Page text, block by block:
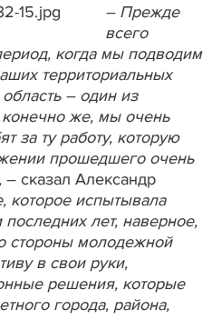
– Прежде
всего
когда мы подводим
территориальных
область – один из
же, мы очень
за ту работу, которую
прошедшего очень
– сказал Александр
которое испытывала
лет, наверное,
стороны молодежной
в свои руки,
решения, которые
города, района,